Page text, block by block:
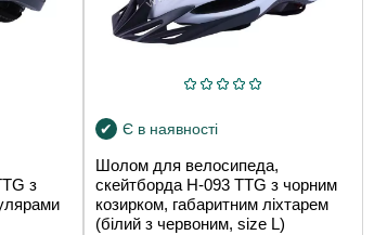
з
Є в наявності
Шолом для велосипеда,
скейтборда H-093 TTG з чорним
козирком, габаритним ліхтарем
(білий з червоним, size L)